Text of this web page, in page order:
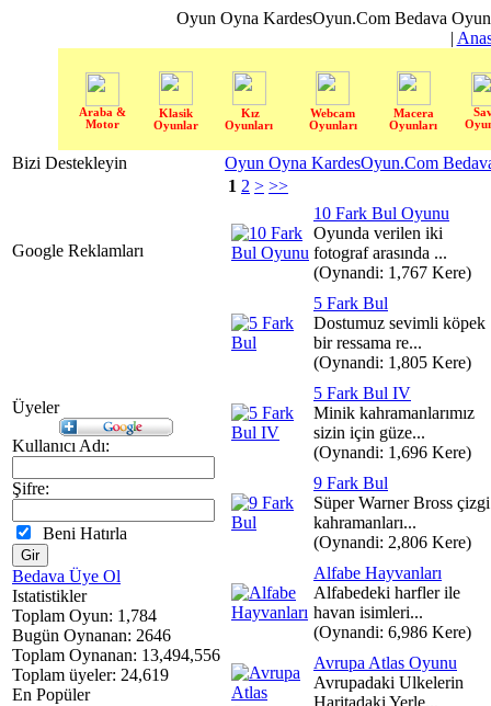
Oyun Oyna KardesOyun.Com Bedava
|
Araba &
Motor
Klasik
Oyunlar
Kız
Oyunları
Webcam
Oyunları
Macera
Oyunları
Bizi Destekleyin
Google Reklamları
Üyeler
Kullanıcı Adı:
Şifre:
Beni Hatırla
Bedava Üye Ol
Istatistikler
Toplam Oyun: 1,784
Bugün Oynanan: 2646
Toplam Oynanan: 13,494,556
Toplam üyeler: 24,619
En Popüler
Oyun Oyna KardesOyun.Com
1 2 > >>
10 Fark Bul Oyunu
Oyunda verilen iki
fotograf arasında ...
(Oynandi: 1,767 Kere)
5 Fark Bul
Dostumuz sevimli köpek
bir ressama re...
(Oynandi: 1,805 Kere)
5 Fark Bul IV
Minik kahramanlarımız
sizin için güze...
(Oynandi: 1,696 Kere)
9 Fark Bul
Süper Warner Bross çizgi
kahramanları...
(Oynandi: 2,806 Kere)
Alfabe Hayvanları
Alfabedeki harfler ile
havan isimleri...
(Oynandi: 6,986 Kere)
Avrupa Atlas Oyunu
Avrupadaki Ulkelerin
Haritadaki Yerle...